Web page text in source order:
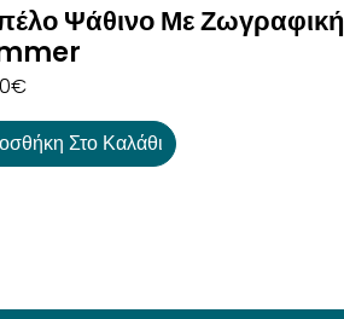
Ψάθινο Με Ζωγραφική
€
Στο Καλάθι